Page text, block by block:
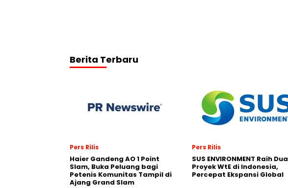
Berita Terbaru
Pers Rilis
Haier Gandeng AO 1 Point
Slam, Buka Peluang bagi
Petenis Komunitas Tampil di
Ajang Grand Slam
Pers Rilis
SUS ENVIRONMENT Raih Dua
Proyek WtE di Indonesia,
Percepat Ekspansi Global